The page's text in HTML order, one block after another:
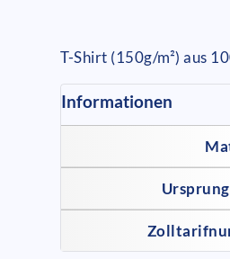
T-Shirt (150g/m²) aus
Informationen